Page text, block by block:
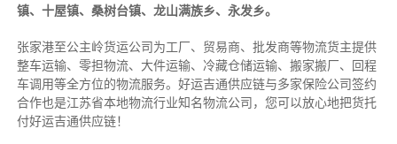
镇、十屋镇、桑树台镇、龙山满族乡、永发乡。
张家港至公主岭货运公司为工厂、贸易商、批发商等物流货主提供
整车运输、零担物流、大件运输、冷藏仓储运输、搬家搬厂、回程
车调用等全方位的物流服务。好运吉通供应链与多家保险公司签约
合作也是江苏省本地物流行业知名物流公司，您可以放心地把货托
付好运吉通供应链！